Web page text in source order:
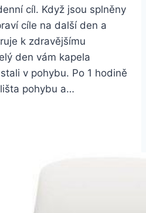
cíl. Když jsou splněny
cíle na další den a
k zdravějšímu
den vám kapela
v pohybu. Po 1 hodině
pohybu a…